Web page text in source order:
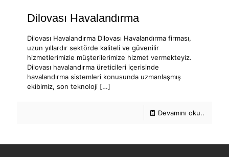
Dilovası Havalandırma
Dilovası Havalandırma Dilovası Havalandırma firması,
uzun yıllardır sektörde kaliteli ve güvenilir
hizmetlerimizle müşterilerimize hizmet vermekteyiz.
Dilovası havalandırma üreticileri içerisinde
havalandırma sistemleri konusunda uzmanlaşmış
ekibimiz, son teknoloji […]
Devamını oku..